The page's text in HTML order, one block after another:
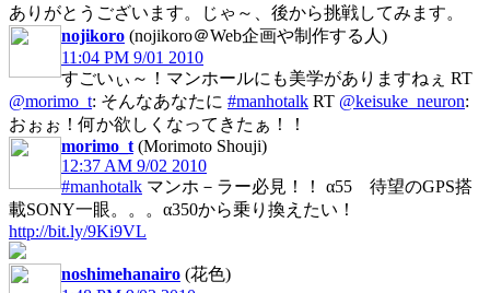
ありがとうございます。じゃ～、後から挑戦してみます。
nojikoro (nojikoro＠Web企画や制作する人)
11:04 PM 9/01 2010
すごいぃ～！マンホールにも美学がありますねぇ RT
@morimo_t: そんなあなたに #manhotalk RT @keisuke_neuron:
おぉぉ！何か欲しくなってきたぁ！！
morimo_t (Morimoto Shouji)
12:37 AM 9/02 2010
#manhotalk マンホ－ラー必見！！ α55 待望のGPS搭
載SONY一眼。。。α350から乗り換えたい！
http://bit.ly/9Ki9VL
noshimehanairo (花色)